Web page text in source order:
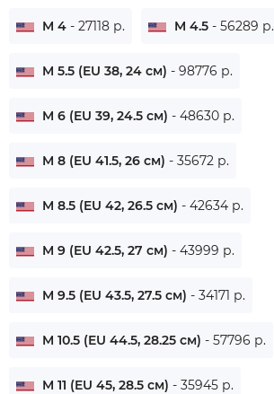
M 4 - 27118 р. M 4.5 - 56289 р.
M 5.5 (EU 38, 24 см) - 98776 р.
M 6 (EU 39, 24.5 см) - 48630 р.
M 8 (EU 41.5, 26 см) - 35672 р.
M 8.5 (EU 42, 26.5 см) - 42634 р.
M 9 (EU 42.5, 27 см) - 43999 р.
M 9.5 (EU 43.5, 27.5 см) - 34171 р.
M 10.5 (EU 44.5, 28.25 см) - 57796 р.
M 11 (EU 45, 28.5 см) - 35945 р.